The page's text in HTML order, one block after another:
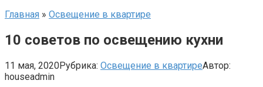
Главная » Освещение в квартире
10 советов по освещению кухни
11 мая, 2020Рубрика: Освещение в квартиреАвтор:
houseadmin